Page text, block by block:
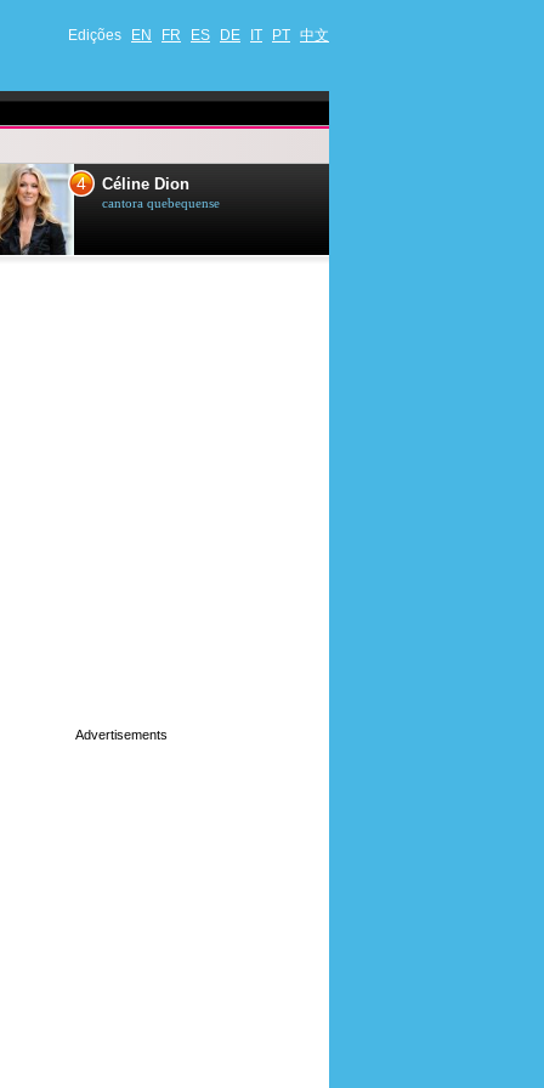
Edições EN FR ES DE IT PT 中文
4 Céline Dion
cantora quebequense